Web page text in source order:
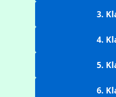
3.
4.
5.
6.